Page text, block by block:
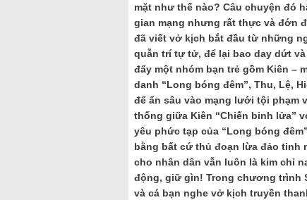
mặt như thế nào? Câu chuyện đó
gian mạng nhưng rất thực và đớn
đã viết vở kịch bắt đầu từ những
quẫn trí tự tử, để lại bao day dứt
đẩy một nhóm bạn trẻ gồm Kiên –
danh “Long bóng đêm”, Thu, Lệ,
để ẩn sâu vào mạng lưới tội phạm
thống giữa Kiên “Chiến binh lửa”
yêu phức tạp của “Long bóng
bằng bất cứ thủ đoạn lừa đảo tinh
cho nhân dân vẫn luôn là kim chỉ
động, giữ gìn! Trong chương trình
và cá bạn nghe vở kịch truyền